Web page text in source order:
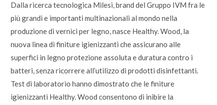
Dalla ricerca tecnologica Milesi, brand del Gruppo IVM fra le
più grandi e importanti multinazionali al mondo nella
produzione di vernici per legno, nasce Healthy. Wood, la
nuova linea di finiture igienizzanti che assicurano alle
superfici in legno protezione assoluta e duratura contro i
batteri, senza ricorrere all’utilizzo di prodotti disinfettanti.
Test di laboratorio hanno dimostrato che le finiture
igienizzanti Healthy. Wood consentono di inibire la